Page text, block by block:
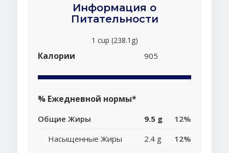
Информация о
Питательности
1 cup (238.1g)
Калории 905
% Ежедневной нормы*
Общие Жиры 9.5 g
12%
Насыщенные Жиры
2.4 g
12%